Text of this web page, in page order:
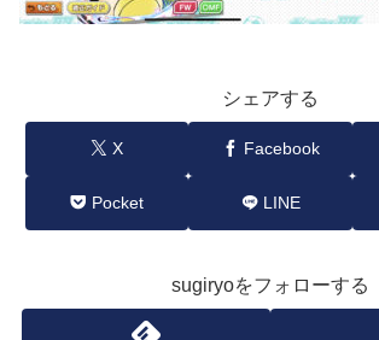
シェアする
X Facebook
Pocket LINE
sugiryoをフォローする